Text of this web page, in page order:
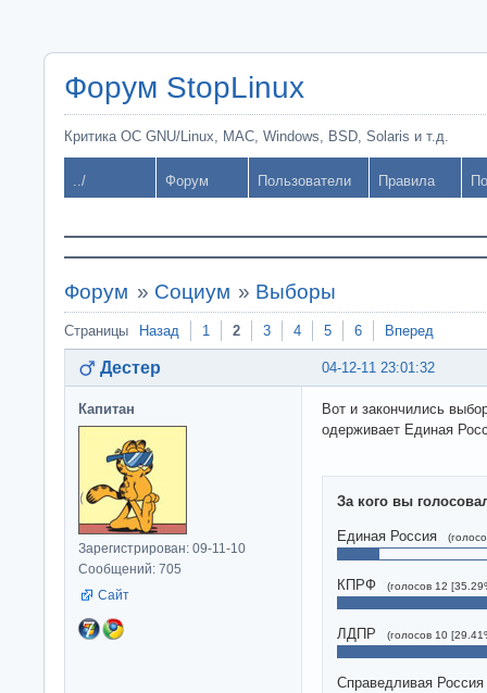
Форум StopLinux
Критика ОС GNU/Linux, MAC, Windows, BSD, Solaris и т.д.
../ Форум Пользователи Правила
Форум » Социум » Выборы
Страницы Назад 1 2 3 4 5 6 Вперед
04-12-11 23:01:32
Дестер
Капитан
Зарегистрирован: 09-11-10
Сообщений: 705
Сайт
Вот и закончились
одерживает Единая
За кого вы
Единая Россия
КПРФ (голосов 12
ЛДПР (голосов 10
Справедливая Россия